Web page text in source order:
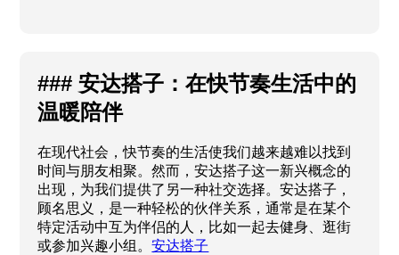
### 安达搭子：在快节奏生活中的
温暖陪伴
在现代社会，快节奏的生活使我们越来越难以找到
时间与朋友相聚。然而，安达搭子这一新兴概念的
出现，为我们提供了另一种社交选择。安达搭子，
顾名思义，是一种轻松的伙伴关系，通常是在某个
特定活动中互为伴侣的人，比如一起去健身、逛街
或参加兴趣小组。安达搭子